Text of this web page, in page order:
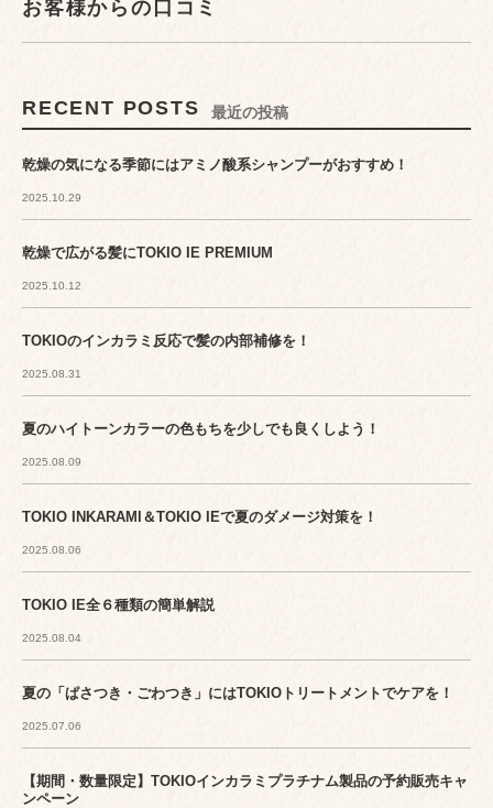
お客様からの口コミ
RECENT POSTS 最近の投稿
乾燥の気になる季節にはアミノ酸系シャンプーがおすすめ！
2025.10.29
乾燥で広がる髪にTOKIO IE PREMIUM
2025.10.12
TOKIOのインカラミ反応で髪の内部補修を！
2025.08.31
夏のハイトーンカラーの色もちを少しでも良くしよう！
2025.08.09
TOKIO INKARAMI＆TOKIO IEで夏のダメージ対策を！
2025.08.06
TOKIO IE全６種類の簡単解説
2025.08.04
夏の「ぱさつき・ごわつき」にはTOKIOトリートメントでケアを！
2025.07.06
【期間・数量限定】TOKIOインカラミプラチナム製品の予約販売キャ
ンペーン